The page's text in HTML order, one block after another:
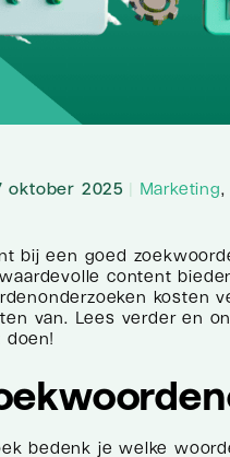
oktober 2025 | Marketing,
bij een goed
content
kosten
van. Lees verder en
doen!
bedenk je welke